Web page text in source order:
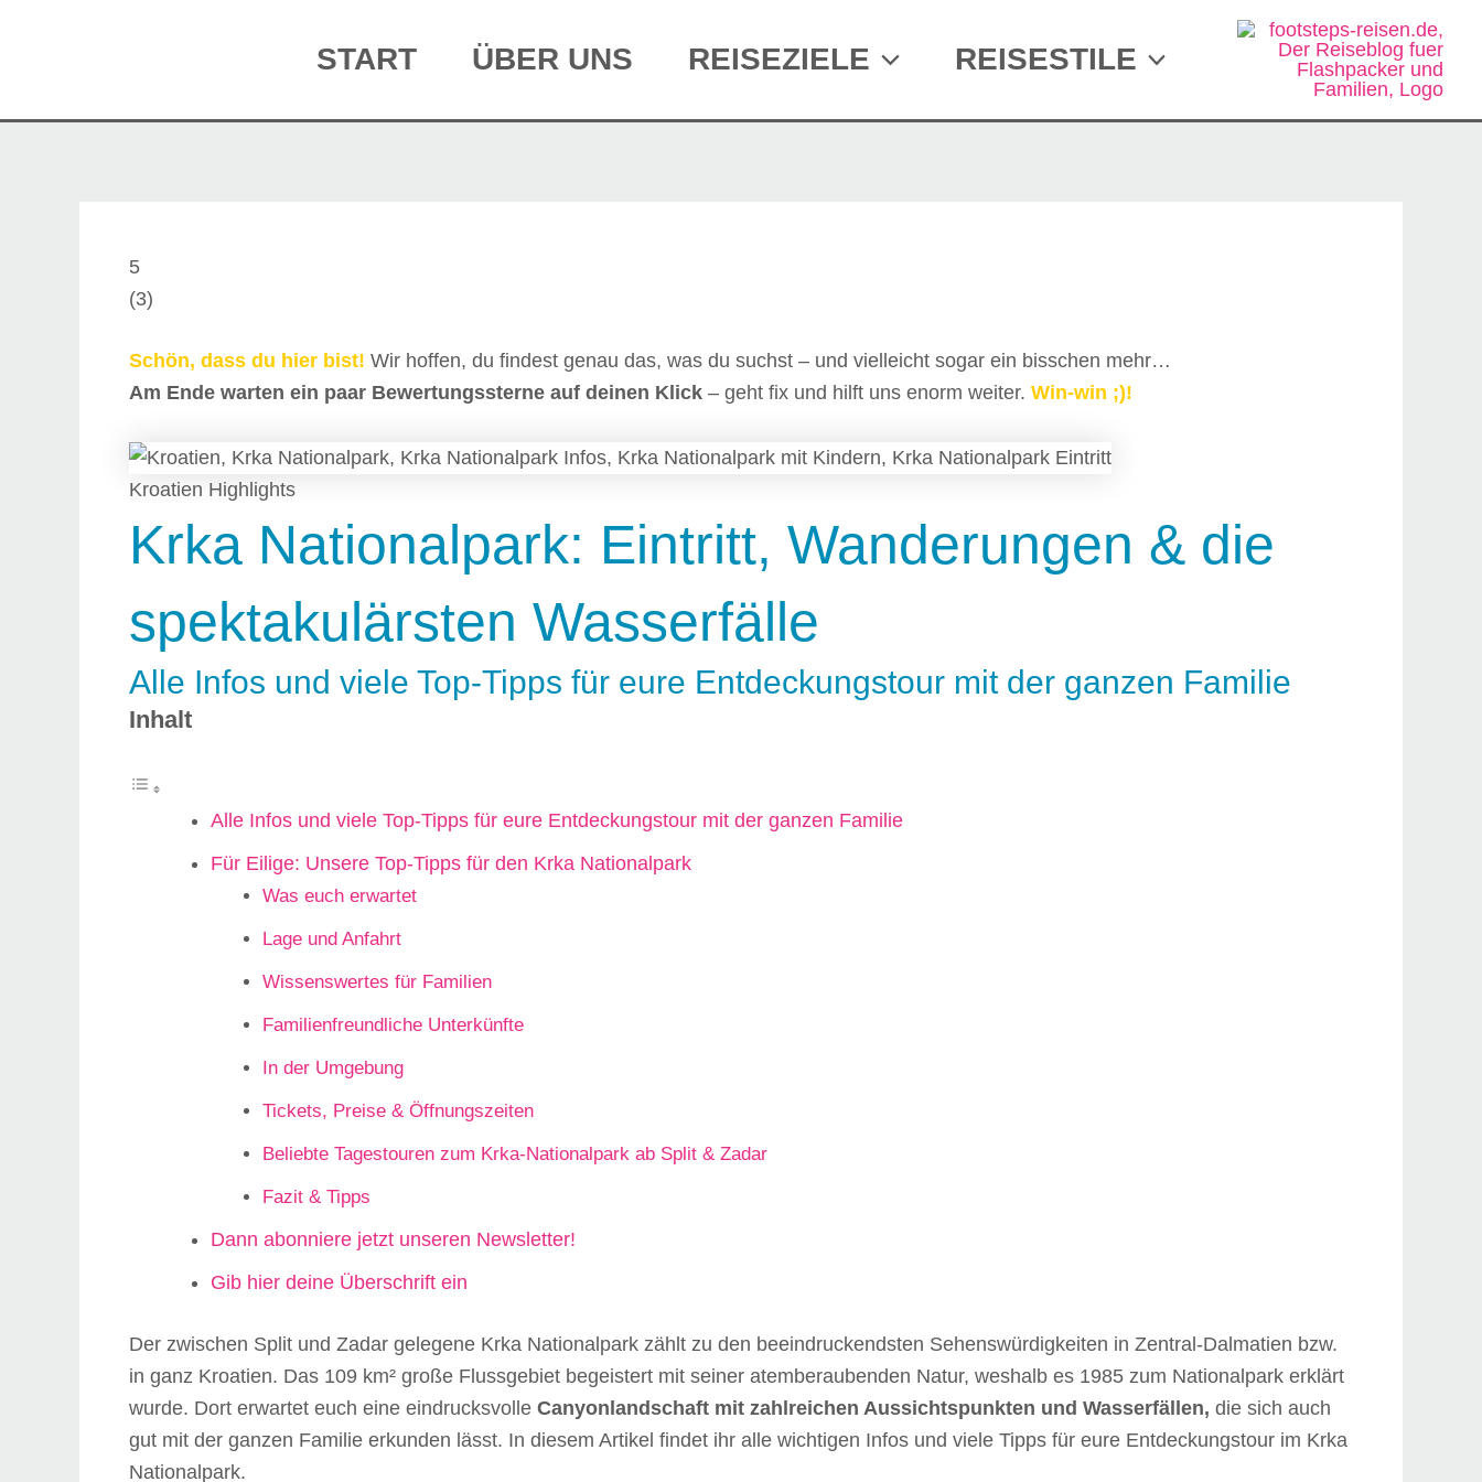
START ÜBER UNS REISEZIELE REISESTILE
5
(3)
Schön, dass du hier bist! Wir hoffen, du findest genau das, was du suchst – und vielleicht sogar ein bisschen mehr…
Am Ende warten ein paar Bewertungssterne auf deinen Klick – geht fix und hilft uns enorm weiter. Win-win ;)!
Kroatien Highlights
Krka Nationalpark: Eintritt, Wanderungen & die
spektakulärsten Wasserfälle
Alle Infos und viele Top-Tipps für eure Entdeckungstour mit der ganzen Familie
Inhalt
Alle Infos und viele Top-Tipps für eure Entdeckungstour mit der ganzen Familie
Für Eilige: Unsere Top-Tipps für den Krka Nationalpark
Was euch erwartet
Lage und Anfahrt
Wissenswertes für Familien
Familienfreundliche Unterkünfte
In der Umgebung
Tickets, Preise & Öffnungszeiten
Beliebte Tagestouren zum Krka-Nationalpark ab Split & Zadar
Fazit & Tipps
Dann abonniere jetzt unseren Newsletter!
Gib hier deine Überschrift ein
Der zwischen Split und Zadar gelegene Krka Nationalpark zählt zu den beeindruckendsten Sehenswürdigkeiten in Zentral-Dalmatien bzw.
in ganz Kroatien. Das 109 km² große Flussgebiet begeistert mit seiner atemberaubenden Natur, weshalb es 1985 zum Nationalpark erklärt
wurde. Dort erwartet euch eine eindrucksvolle Canyonlandschaft mit zahlreichen Aussichtspunkten und Wasserfällen, die sich auch
gut mit der ganzen Familie erkunden lässt. In diesem Artikel findet ihr alle wichtigen Infos und viele Tipps für eure Entdeckungstour im Krka
Nationalpark.